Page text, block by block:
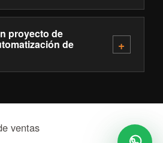
proyecto de
de
ventas